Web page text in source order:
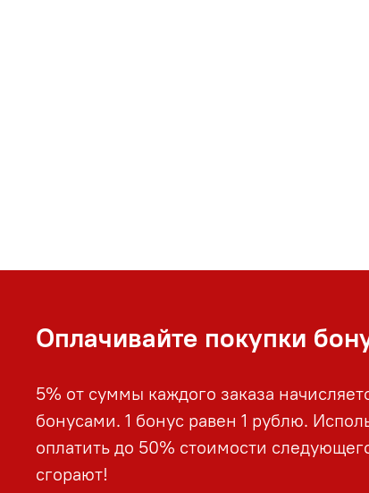
Оплачивайте покупки
5% от суммы каждого заказа
бонусами. 1 бонус равен 1 рублю.
оплатить до 50% стоимости
сгорают!